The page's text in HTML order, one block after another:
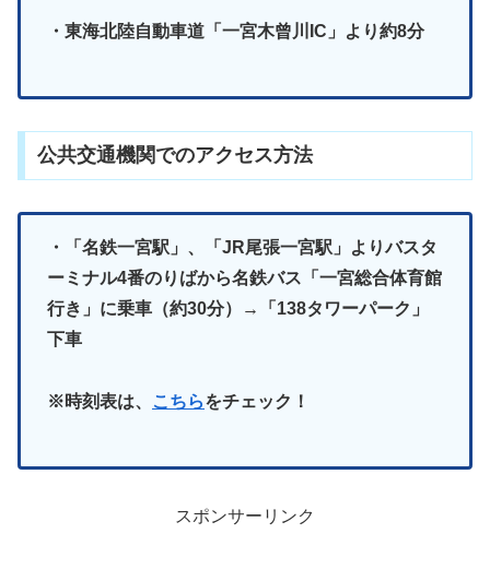
・東海北陸自動車道「一宮木曾川IC」より約8分
公共交通機関でのアクセス方法
・「名鉄一宮駅」、「JR尾張一宮駅」よりバスタ
ーミナル4番のりばから名鉄バス「一宮総合体育館
行き」に乗車（約30分）→「138タワーパーク」
下車
※時刻表は、 こちらをチェック！
スポンサーリンク